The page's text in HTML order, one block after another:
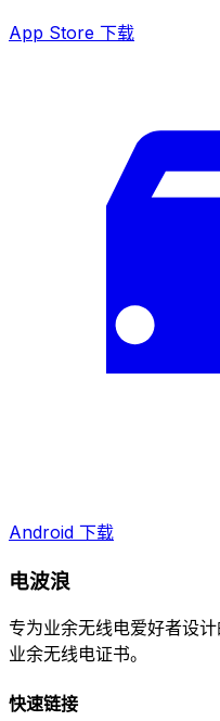
App Store 下载
Android 下载
电波浪
专为业余无线电爱好者设
业余无线电证书。
快速链接